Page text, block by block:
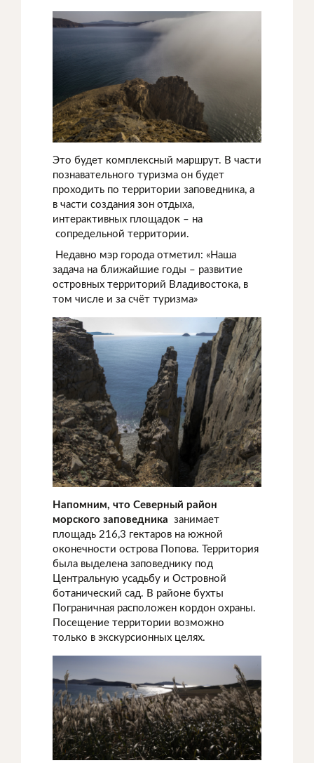
Это будет комплексный маршрут. В части
познавательного туризма он будет
проходить по территории заповедника, а
в части создания зон отдыха,
интерактивных площадок – на
сопредельной территории.
Недавно мэр города отметил: «Наша
задача на ближайшие годы – развитие
островных территорий Владивостока, в
том числе и за счёт туризма»
Напомним, что Северный район
морского заповедника занимает
площадь 216,3 гектаров на южной
оконечности острова Попова. Территория
была выделена заповеднику под
Центральную усадьбу и Островной
ботанический сад. В районе бухты
Пограничная расположен кордон охраны.
Посещение территории возможно
только в экскурсионных целях.